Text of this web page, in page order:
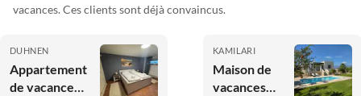
vacances. Ces clients sont déjà convaincus.
DUHNEN
Appartement
de vacances
KAMILARI
Maison de
vacances